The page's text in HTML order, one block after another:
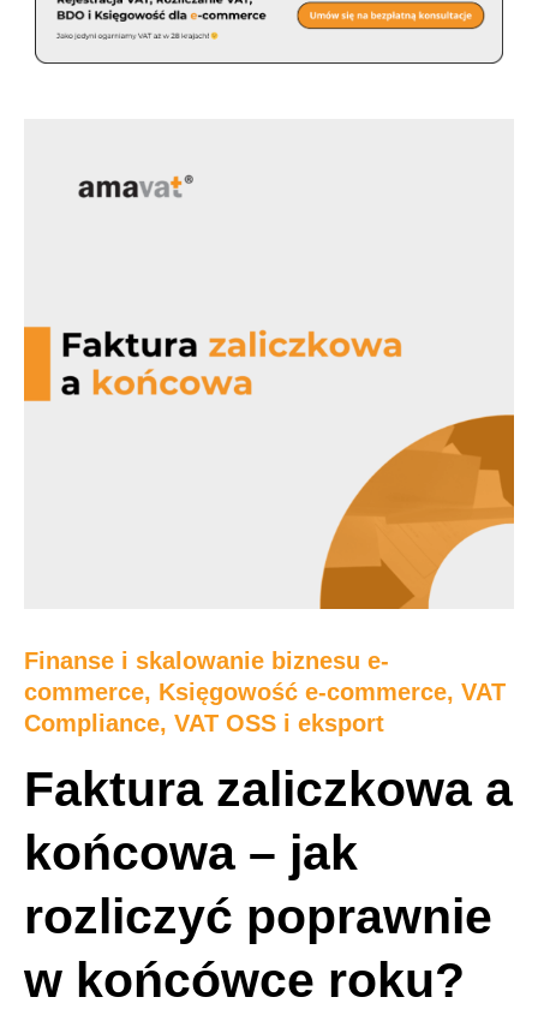
Finanse i skalowanie biznesu e-
commerce, Księgowość e-commerce, VAT
Compliance, VAT OSS i eksport
Faktura zaliczkowa a
końcowa – jak
rozliczyć poprawnie
w końcówce roku?